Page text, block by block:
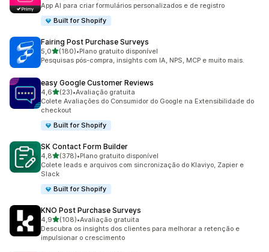
App AI para criar formulários personalizados e de registro
Built for Shopify
Fairing Post Purchase Surveys
5,0de 5 estrelas
(180)
180 avaliações ao todo
•Plano gratuito disponível
Pesquisas pós-compra, insights com IA, NPS, MCP e muito mais.
easy Google Customer Reviews
4,6de 5 estrelas
(23)
23 avaliações ao todo
•Avaliação gratuita
Colete Avaliações do Consumidor do Google na Extensibilidade do
checkout
Built for Shopify
SK Contact Form Builder
4,8de 5 estrelas
(378)
378 avaliações ao todo
•Plano gratuito disponível
Colete leads e arquivos com sincronização do Klaviyo, Zapier e
Slack
Built for Shopify
KNO Post Purchase Surveys
4,9de 5 estrelas
(108)
108 avaliações ao todo
•Avaliação gratuita
Descubra os insights dos clientes para melhorar a retenção e
impulsionar o crescimento